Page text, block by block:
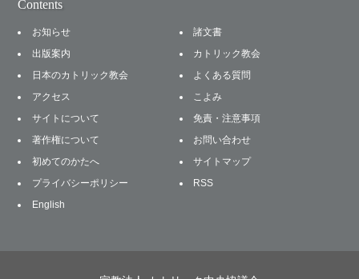
Contents
お知らせ
諸文書
出版案内
カトリック教会
日本のカトリック教会
よくある質問
アクセス
こよみ
サイトについて
免責・注意事項
著作権について
お問い合わせ
初めてのかたへ
サイトマップ
プライバシーポリシー
RSS
English